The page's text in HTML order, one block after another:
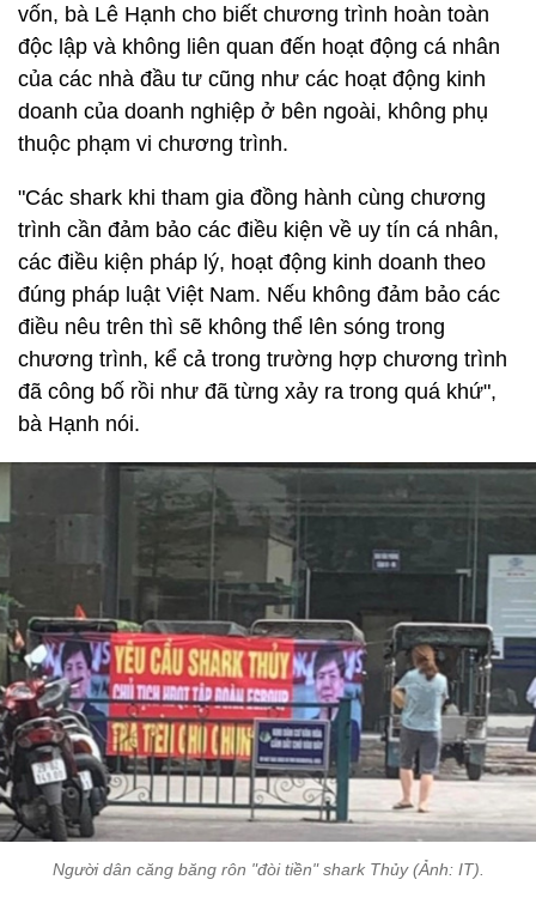
vốn, bà Lê Hạnh cho biết chương trình hoàn toàn
độc lập và không liên quan đến hoạt động cá nhân
của các nhà đầu tư cũng như các hoạt động kinh
doanh của doanh nghiệp ở bên ngoài, không phụ
thuộc phạm vi chương trình.
"Các shark khi tham gia đồng hành cùng chương
trình cần đảm bảo các điều kiện về uy tín cá nhân,
các điều kiện pháp lý, hoạt động kinh doanh theo
đúng pháp luật Việt Nam. Nếu không đảm bảo các
điều nêu trên thì sẽ không thể lên sóng trong
chương trình, kể cả trong trường hợp chương trình
đã công bố rồi như đã từng xảy ra trong quá khứ",
bà Hạnh nói.
Người dân căng băng rôn "đòi tiền" shark Thủy (Ảnh: IT).